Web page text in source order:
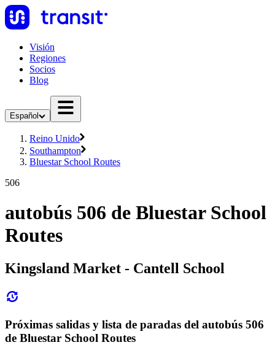
Visión
Regiones
Socios
Blog
Español
Reino Unido
Southampton
Bluestar School Routes
506
autobús 506 de Bluestar School
Routes
Kingsland Market - Cantell School
Próximas salidas y lista de paradas del autobús 506
de Bluestar School Routes